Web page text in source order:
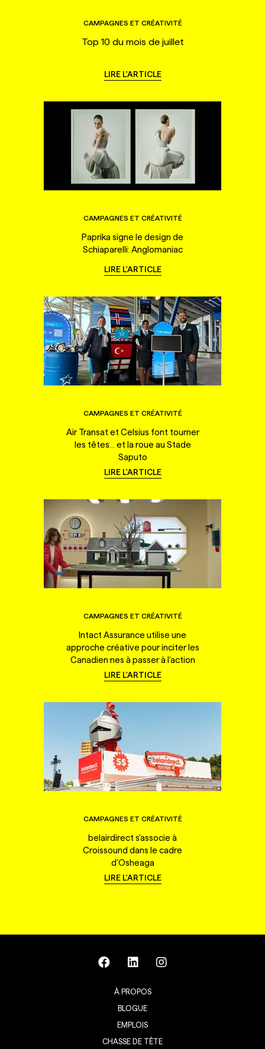
CAMPAGNES ET CRÉATIVITÉ
Top 10 du mois de juillet
LIRE L'ARTICLE
CAMPAGNES ET CRÉATIVITÉ
Paprika signe le design de
Schiaparelli: Anglomaniac
LIRE L'ARTICLE
CAMPAGNES ET CRÉATIVITÉ
Air Transat et Celsius font tourner
les têtes... et la roue au Stade
Saputo
LIRE L'ARTICLE
CAMPAGNES ET CRÉATIVITÉ
Intact Assurance utilise une
approche créative pour inciter les
Canadien·nes à passer à l'action
LIRE L'ARTICLE
CAMPAGNES ET CRÉATIVITÉ
belairdirect s'associe à
Croissound dans le cadre
d'Osheaga
LIRE L'ARTICLE
À PROPOS
BLOGUE
EMPLOIS
CHASSE DE TÊTE